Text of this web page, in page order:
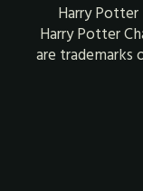
Harry Potter
Harry Potter
are trademarks